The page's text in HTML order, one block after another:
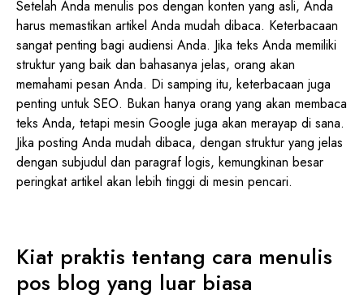
Setelah Anda menulis pos dengan konten yang asli, Anda
harus memastikan artikel Anda mudah dibaca. Keterbacaan
sangat penting bagi audiensi Anda. Jika teks Anda memiliki
struktur yang baik dan bahasanya jelas, orang akan
memahami pesan Anda. Di samping itu, keterbacaan juga
penting untuk SEO. Bukan hanya orang yang akan membaca
teks Anda, tetapi mesin Google juga akan merayap di sana.
Jika posting Anda mudah dibaca, dengan struktur yang jelas
dengan subjudul dan paragraf logis, kemungkinan besar
peringkat artikel akan lebih tinggi di mesin pencari.
Kiat praktis tentang cara menulis
pos blog yang luar biasa